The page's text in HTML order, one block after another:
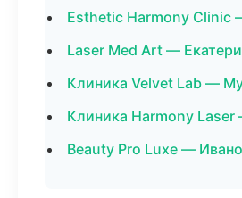
Esthetic Harmony Clinic
Laser Med Art —
Клиника Velvet Lab —
Клиника Harmony
Beauty Pro Luxe —